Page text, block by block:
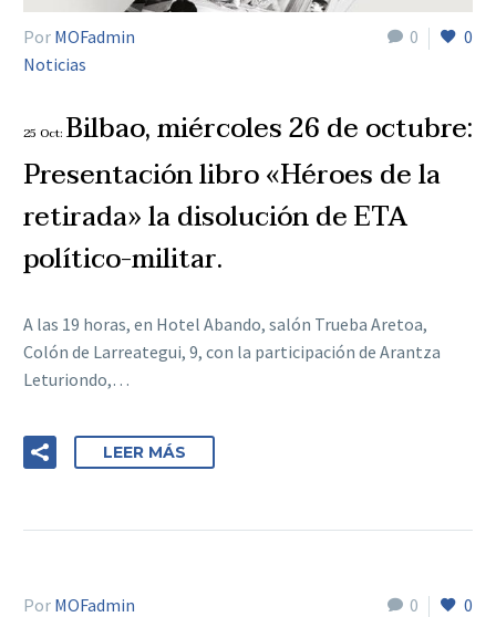
0 0
Por MOFadmin
Noticias
25 Oct: Bilbao, miércoles 26 de octubre:
Presentación libro «Héroes de la
retirada» la disolución de ETA
político-militar.
A las 19 horas, en Hotel Abando, salón Trueba Aretoa,
Colón de Larreategui, 9, con la participación de Arantza
Leturiondo,…
LEER MÁS
0 0
Por MOFadmin